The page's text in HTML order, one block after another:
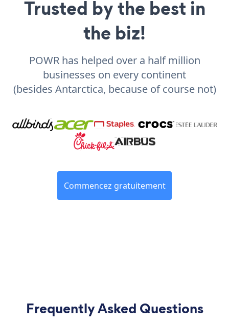
Trusted by the best in
the biz!
POWR has helped over a half million
businesses on every continent
(besides Antarctica, because of course not)
Commencez gratuitement
Frequently Asked Questions